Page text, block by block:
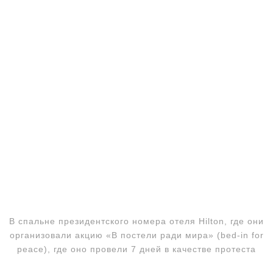
В спальне президентского номера отеля Hilton, где они
организовали акцию «В постели ради мира» (bed-in for
peace), где оно провели 7 дней в качестве протеста